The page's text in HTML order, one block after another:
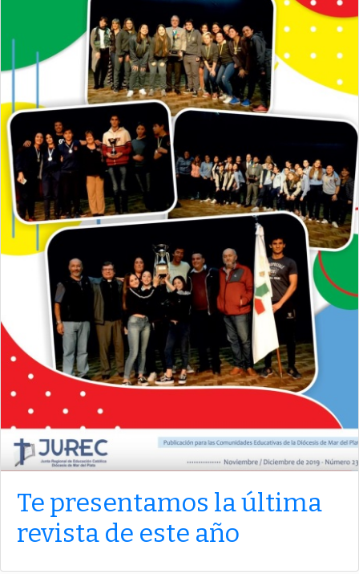
Te presentamos la última
revista de este año